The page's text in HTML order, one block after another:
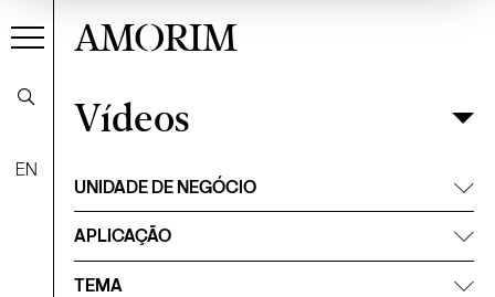
EN
AMORIM
VídeosFiltrar
Vídeos
UNIDADE DE NEGÓCIO
APLICAÇÃO
TEMA